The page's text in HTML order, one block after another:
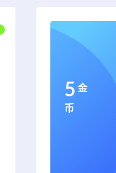
5 金
币